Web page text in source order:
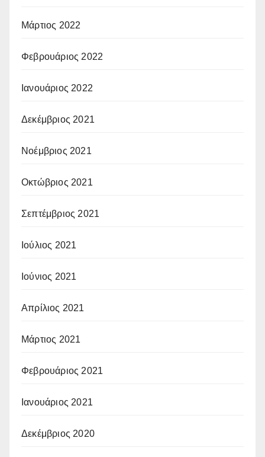
Μάρτιος 2022
Φεβρουάριος 2022
Ιανουάριος 2022
Δεκέμβριος 2021
Νοέμβριος 2021
Οκτώβριος 2021
Σεπτέμβριος 2021
Ιούλιος 2021
Ιούνιος 2021
Απρίλιος 2021
Μάρτιος 2021
Φεβρουάριος 2021
Ιανουάριος 2021
Δεκέμβριος 2020